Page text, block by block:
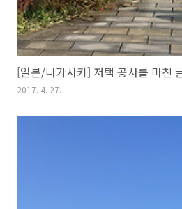
[일본/나가사키] 저택 공사를 마친
2017. 4. 27.